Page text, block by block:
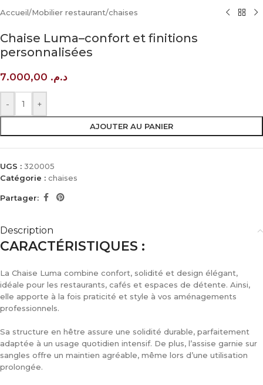
Accueil/Mobilier restaurant/chaises
Chaise Luma–confort et finitions
personnalisées
د.م.
- +
AJOUTER AU PANIER
UGS : 320005
Catégorie : chaises
Partager:
Description
CARACTÉRISTIQUES :
La Chaise Luma combine confort, solidité et design élégant,
idéale pour les restaurants, cafés et espaces de détente. Ainsi,
elle apporte à la fois praticité et style à vos aménagements
professionnels.
Sa structure en hêtre assure une solidité durable, parfaitement
adaptée à un usage quotidien intensif. De plus, l’assise garnie sur
sangles offre un maintien agréable, même lors d’une utilisation
prolongée.